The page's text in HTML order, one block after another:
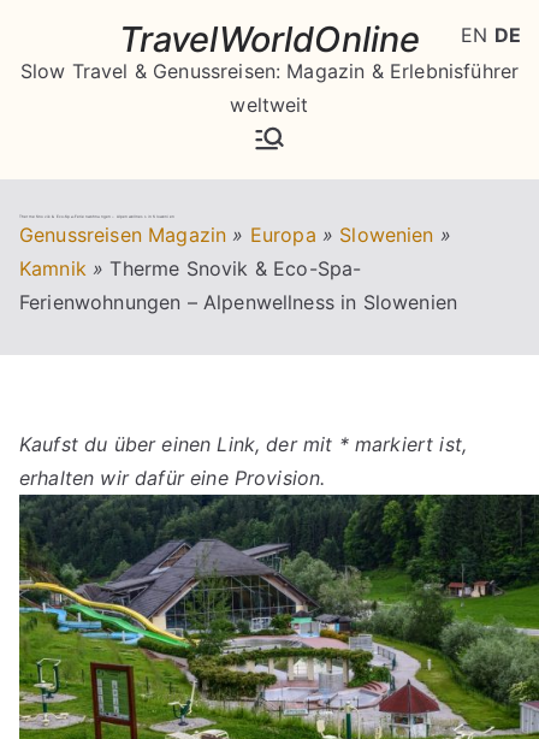
springen
TravelWorldOnline
Slow Travel & Genussreisen: Magazin & Erlebnisführer
weltweit
Therme Snovik & Eco-Spa-Ferienwohnungen – Alpenwellness in Slowenien
Genussreisen Magazin » Europa » Slowenien »
Kamnik » Therme Snovik & Eco-Spa-
Ferienwohnungen – Alpenwellness in Slowenien
Kaufst du über einen Link, der mit * markiert ist,
erhalten wir dafür eine Provision.
EN DE